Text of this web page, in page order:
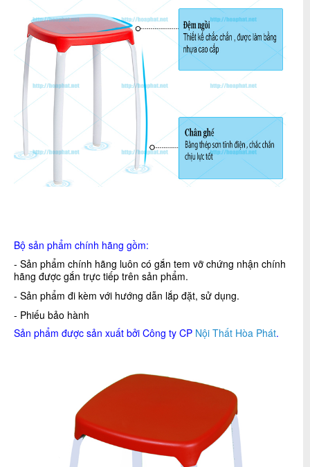
Bộ sản phẩm chính hãng gồm:
- Sản phẩm chính hãng luôn có gắn tem vỡ chứng nhận chính
hãng được gắn trực tiếp trên sản phẩm.
- Sản phẩm đi kèm với hướng dẫn lắp đặt, sử dụng.
- Phiếu bảo hành
Sản phẩm được sản xuất bởi Công ty CP Nội Thất Hòa Phát.